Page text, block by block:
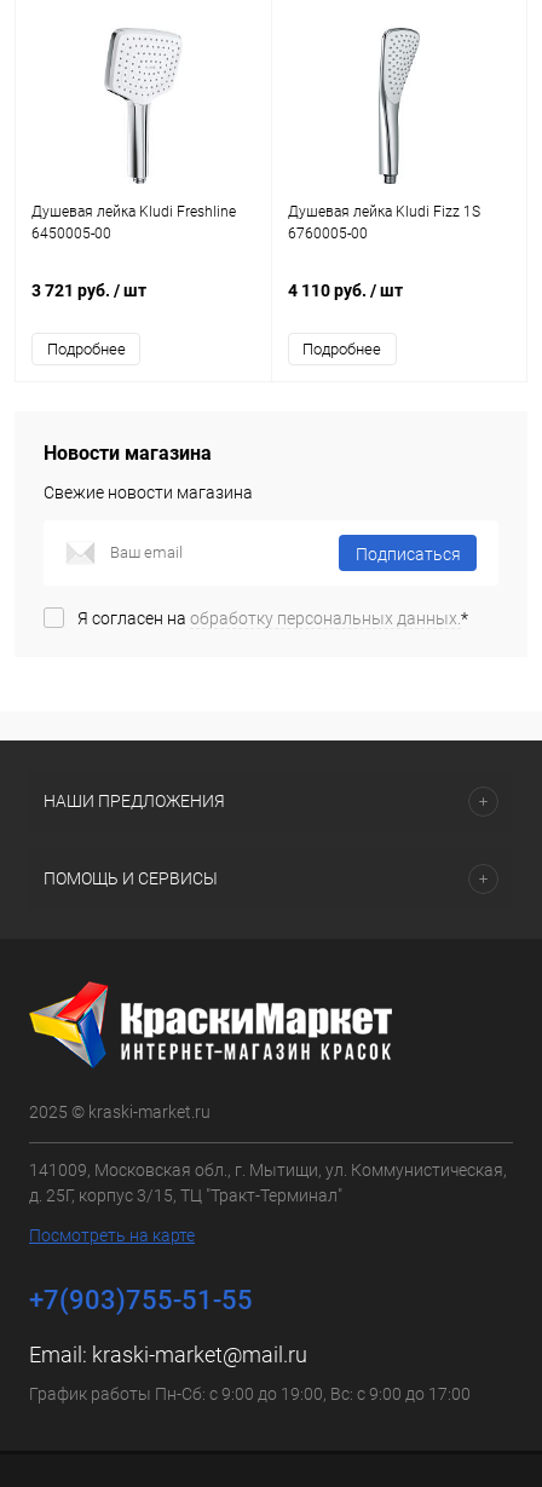
Душевая лейка Kludi Freshline
6450005-00
3 721 руб. / шт
Подробнее
Душевая лейка Kludi Fizz 1S
6760005-00
4 110 руб. / шт
Подробнее
Новости магазина
Свежие новости магазина
Подписаться
Я согласен на обработку персональных данных.*
НАШИ ПРЕДЛОЖЕНИЯ
ПОМОЩЬ И СЕРВИСЫ
2025 © kraski-market.ru
141009, Московская обл., г. Мытищи, ул. Коммунистическая,
д. 25Г, корпус 3/15, ТЦ "Тракт-Терминал"
Посмотреть на карте
+7(903)755-51-55
Email: kraski-market@mail.ru
График работы Пн-Сб: с 9:00 до 19:00, Вс: с 9:00 до 17:00